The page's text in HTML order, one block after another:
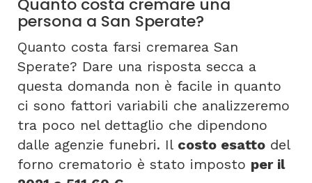
Quanto costa cremare una
persona a San Sperate?
Quanto costa farsi cremarea San
Sperate? Dare una risposta secca a
questa domanda non è facile in quanto
ci sono fattori variabili che analizzeremo
tra poco nel dettaglio che dipendono
dalle agenzie funebri. Il costo esatto del
forno crematorio è stato imposto per il